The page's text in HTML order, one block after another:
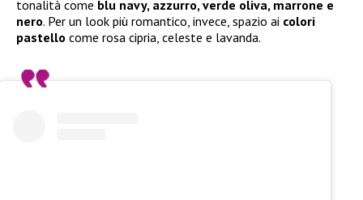
tonalità come blu navy, azzurro, verde oliva, marrone e
nero. Per un look più romantico, invece, spazio ai colori
pastello come rosa cipria, celeste e lavanda.